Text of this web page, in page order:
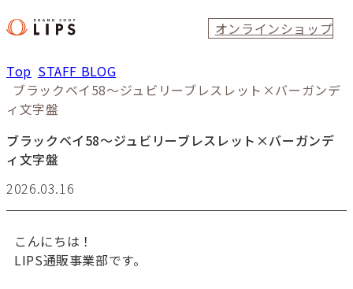
オンラインショップ
Top STAFF BLOG
ブラックベイ58～ジュビリーブレスレット×バーガンデ
ィ文字盤
ブラックベイ58～ジュビリーブレスレット×バーガンデ
ィ文字盤
2026.03.16
こんにちは！
LIPS通販事業部です。